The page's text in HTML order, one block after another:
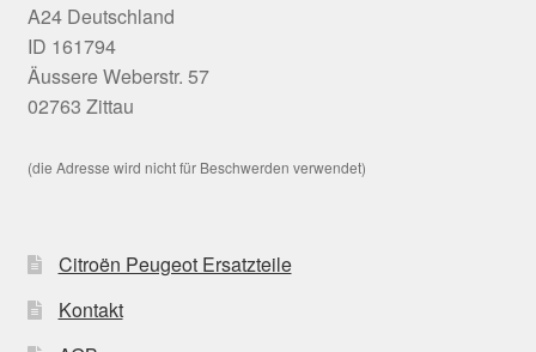
A24 Deutschland
ID 161794
Äussere Weberstr. 57
02763 Zittau
(die Adresse wird nicht für Beschwerden verwendet)
Citroën Peugeot Ersatzteile
Kontakt